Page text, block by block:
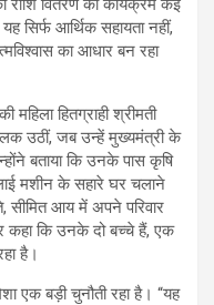
राशि वितरण का कार्यक्रम कई
सिर्फ आर्थिक सहायता नहीं,
का आधार बन रहा
महिला हितग्राही श्रीमती
उठीं, जब उन्हें मुख्यमंत्री के
बताया कि उनके पास कृषि
मशीन के सहारे घर चलाने
आय में अपने परिवार
कहा कि उनके दो बच्चे हैं, एक
है।
एक बड़ी चुनौती रहा है। “यह